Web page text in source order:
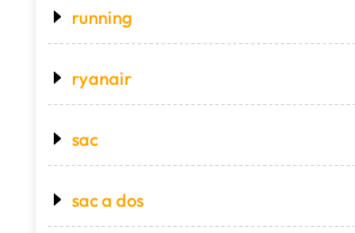
running
ryanair
sac
sac a dos